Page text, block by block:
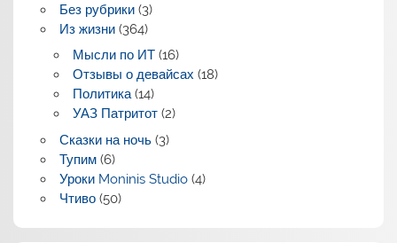
Без рубрики(3)
Из жизни(364)
Мысли по ИТ(16)
Отзывы о девайсах (18)
Политика(14)
УАЗ Патритот(2)
Сказки на ночь(3)
Тупим(6)
Уроки Moninis Studio(4)
Чтиво(50)